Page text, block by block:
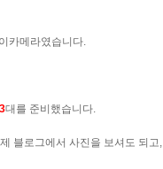
카메라였습니다.
3대를 준비했습니다.
블로그에서 사진을 보셔도 되고,